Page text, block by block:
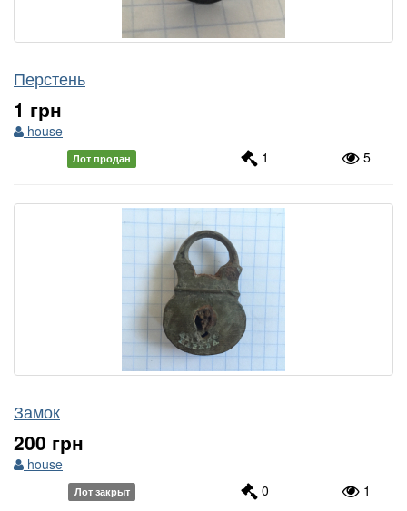
Перстень
1 грн
house
Лот продан 1 5
Замок
200 грн
house
Лот закрыт 0 1